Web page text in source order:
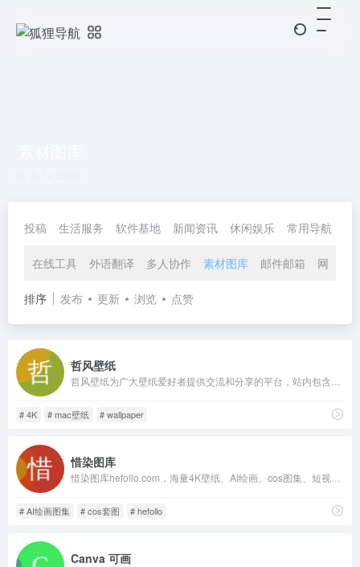
投稿 生活服务 软件基地 新闻资讯 休闲娱乐 常用导航
在线工具 外语翻译 多人协作 素材图库 邮件邮箱 网盘快
排序 发布 更新 浏览 点赞
哲风壁纸
# 4K # mac壁纸 # wallpaper
惜染图库
# AI绘画图集 # cos套图 # hefollo
Canva 可画